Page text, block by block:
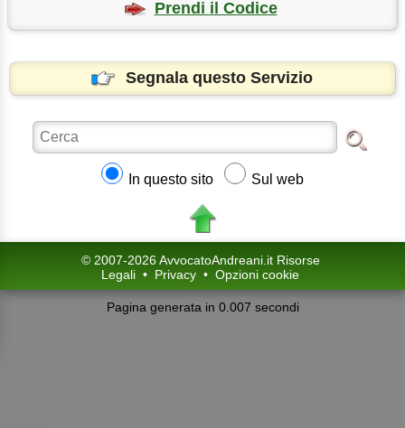
Prendi il Codice
Segnala questo Servizio
In questo sito Sul web
© 2007-2026 AvvocatoAndreani.it Risorse
Legali • Privacy • Opzioni cookie
Pagina generata in 0.007 secondi